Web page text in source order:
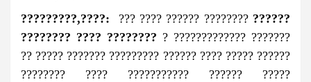
?????????,????: ??? ???? ?????? ???????? ??????
???????? ???? ???????? ? ????????????? ???????
?? ????? ??????? ????????? ?????? ???? ????? ??????
???????? ???? ??????????? ?????? ?????